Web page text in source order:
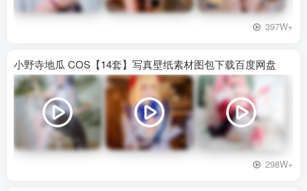
397W+
小野寺地瓜 COS【14套】写真壁纸素材图包下载百度网盘
298W+